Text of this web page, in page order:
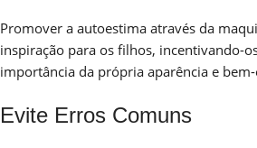
Promover a autoestima através da
inspiração para os filhos, incentivando-
importância da própria aparência e
Evite Erros Comuns